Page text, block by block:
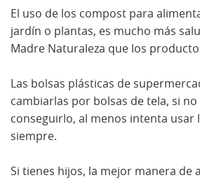
El uso de los compost para
jardín o plantas, es mucho más
Madre Naturaleza que los
Las bolsas plásticas de
cambiarlas por bolsas de tela, si
conseguirlo, al menos intenta usar
siempre.
Si tienes hijos, la mejor manera de